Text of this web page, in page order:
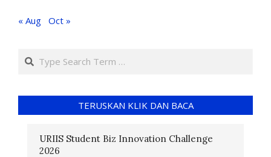
« Aug Oct »
TERUSKAN KLIK DAN BACA
URIIS Student Biz Innovation Challenge
2026